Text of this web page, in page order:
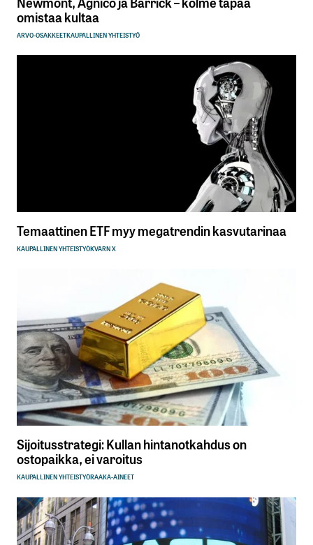
omistaa kultaa
ARVO-OSAKKEETKAUPALLINEN YHTEISTYÖ
Temaattinen ETF myy megatrendin kasvutarinaa
KAUPALLINEN YHTEISTYÖKVARN X
Sijoitusstrategi: Kullan hintanotkahdus on
ostopaikka, ei varoitus
KAUPALLINEN YHTEISTYÖRAAKA-AINEET